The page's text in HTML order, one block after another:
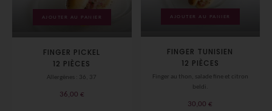
AJOUTER AU PANIER
FINGER PICKEL
12 PIÈCES
Allergènes : 36, 37
36,00 €
AJOUTER AU PANIER
FINGER TUNISIEN
12 PIÈCES
Finger au thon, salade fine et citron
beldi.
30,00€